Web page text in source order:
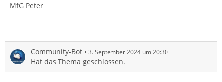
MfG Peter
Community-Bot 3. September 2024 um 20:30
Hat das Thema geschlossen.